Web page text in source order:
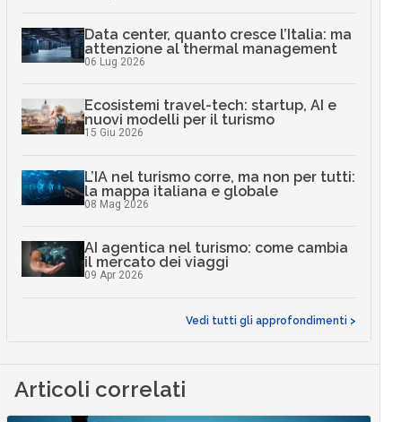
Data center, quanto cresce l’Italia: ma
attenzione al thermal management
06 Lug 2026
Ecosistemi travel-tech: startup, AI e
nuovi modelli per il turismo
15 Giu 2026
L’IA nel turismo corre, ma non per tutti:
la mappa italiana e globale
08 Mag 2026
AI agentica nel turismo: come cambia
il mercato dei viaggi
09 Apr 2026
Vedi tutti gli approfondimenti >
Articoli correlati